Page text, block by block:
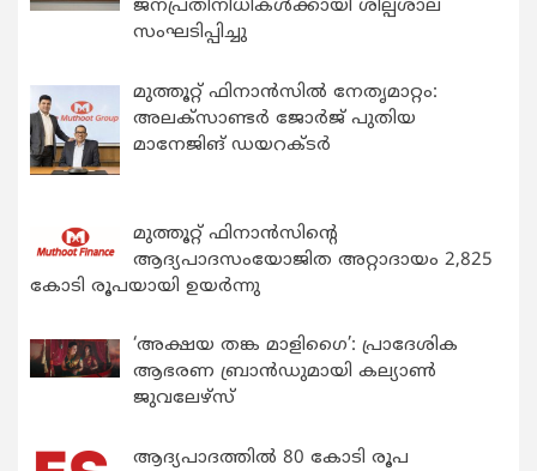
ജനപ്രതിനിധികൾക്കായി ശില്പശാല
സംഘടിപ്പിച്ചു
മുത്തൂറ്റ് ഫിനാൻസിൽ നേതൃമാറ്റം:
അലക്സാണ്ടർ ജോർജ് പുതിയ
മാനേജിങ് ഡയറക്ടർ
മുത്തൂറ്റ് ഫിനാൻസിന്റെ
ആദ്യപാദസംയോജിത അറ്റാദായം 2,825
കോടി രൂപയായി ഉയർന്നു
‘അക്ഷയ തങ്ക മാളിഗൈ’: പ്രാദേശിക
ആഭരണ ബ്രാന്‍ഡുമായി കല്യാണ്‍
ജുവലേഴ്‌സ്
ആദ്യപാദത്തിൽ 80 കോടി രൂപ